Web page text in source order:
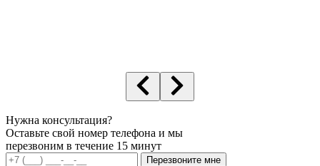
Нужна консультация?
Оставьте свой номер телефона и мы
перезвоним в течение 15 минут
Перезвоните мне